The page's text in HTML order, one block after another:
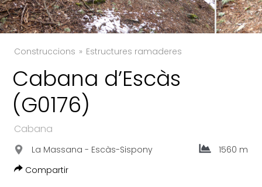
Construccions Estructures ramaderes
Cabana d’Escàs
(G0176)
Cabana
La Massana - Escàs-Sispony
1560 m
Compartir
TWITTER
FACEBOOK
GOOGLE